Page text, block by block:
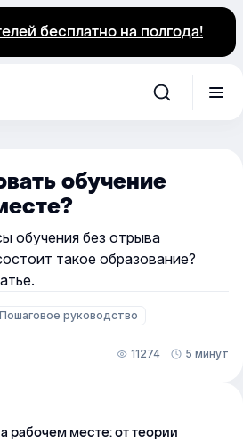
бесплатно на полгода!
обучение
обучения без отрыва
такое образование?
руководство
11274 5 минут
рабочем месте: от теории